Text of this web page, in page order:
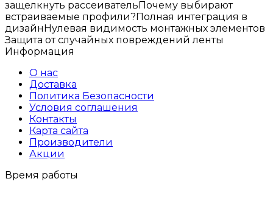
защелкнуть рассеивательПочему выбирают
встраиваемые профили?Полная интеграция в
дизайнНулевая видимость монтажных элементов
Защита от случайных повреждений ленты
Информация
О нас
Доставка
Политика Безопасности
Условия соглашения
Контакты
Карта сайта
Производители
Акции
Время работы